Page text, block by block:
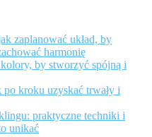
zaplanować układ, by
harmonię
by stworzyć spójną i
kroku uzyskać trwały i
praktyczne techniki i
unikać